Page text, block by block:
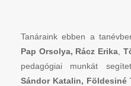
Tanáraink ebben a
Pap Orsolya, Rácz Erika,
pedagógiai munkát
Sándor Katalin, Földesiné